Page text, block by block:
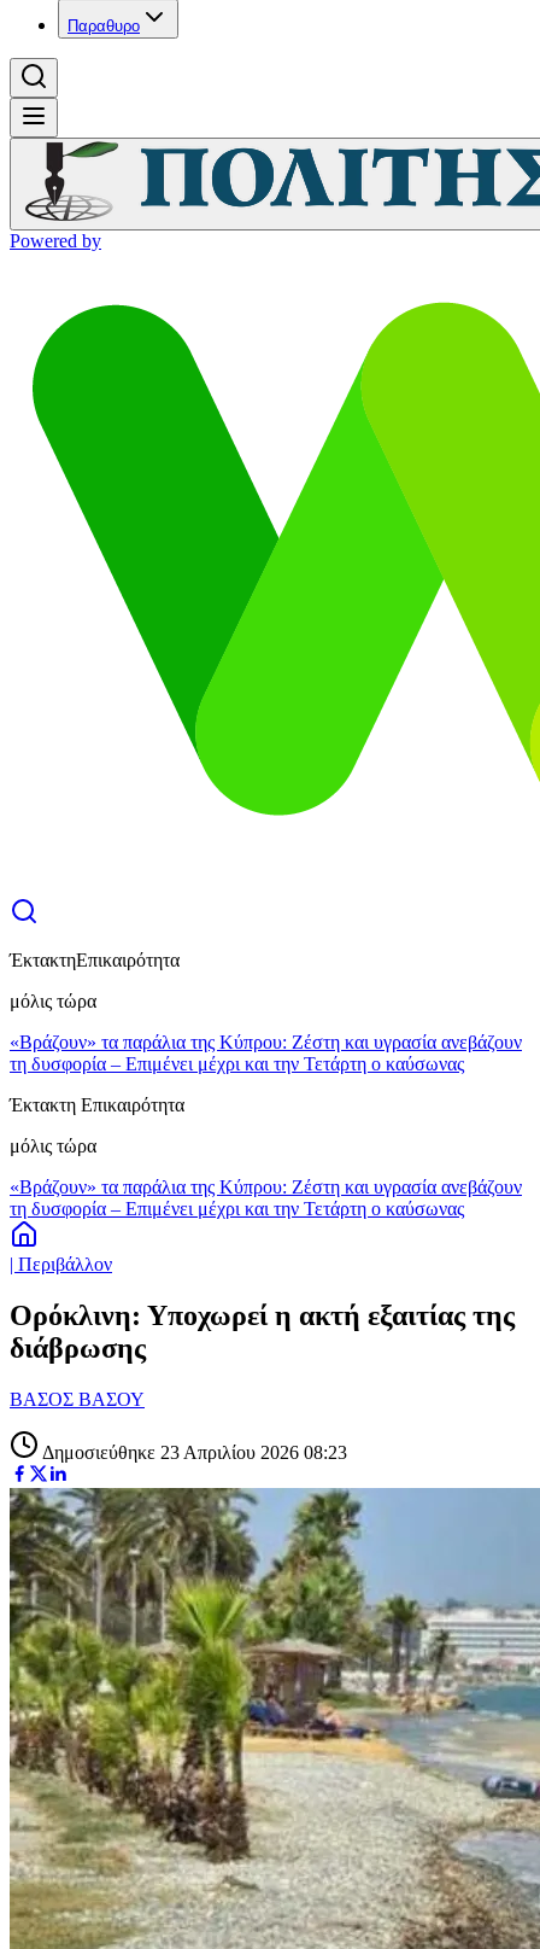
Παραθυρο
Powered by
ΈκτακτηΕπικαιρότητα
μόλις τώρα
«Βράζουν» τα παράλια της Κύπρου: Ζέστη και υγρασία ανεβάζουν
τη δυσφορία – Επιμένει μέχρι και την Τετάρτη ο καύσωνας
Έκτακτη Επικαιρότητα
μόλις τώρα
«Βράζουν» τα παράλια της Κύπρου: Ζέστη και υγρασία ανεβάζουν
τη δυσφορία – Επιμένει μέχρι και την Τετάρτη ο καύσωνας
| Περιβάλλον
Ορόκλινη: Υποχωρεί η ακτή εξαιτίας της
διάβρωσης
ΒΑΣΟΣ ΒΑΣΟΥ
Δημοσιεύθηκε 23 Απριλίου 2026 08:23